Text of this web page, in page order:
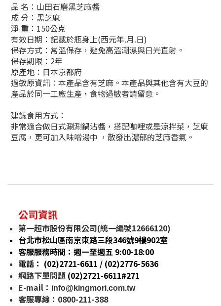
品 名：山田石磨黑芝麻醬
成 分：黑芝麻
淨 重： 150公克
有效日期：記載於瓶身上(西元年.月.日)
保存方式：常溫保存，避免高溫潮濕與日光直射。
保存期限：2年
原產地：日本京都府
過敏原資訊：本產品含有芝麻。本產品與其他含有大豆的
產品於同一工廠生產，食物過敏者請留意。
建議食用方式：
非常適合做日式涮涮鍋沾醬，搭配咖哩或是涼拌菜，芝麻
豆腐，更可加入味噌湯中 ，散發出濃郁的芝麻香氣。
公司資訊
第一超市股份有限公司(統一編號12666120)
台北市松山區南京東路三段346號9樓902室
客服服務時間：週一至週五 9:00-18:00
電話： (02)2721-6611 / (02)2776-5636
網路下單問題 (02)2721-6611#271
E-mail ： info@kingmori.com.tw
客服專線：0800-211-388